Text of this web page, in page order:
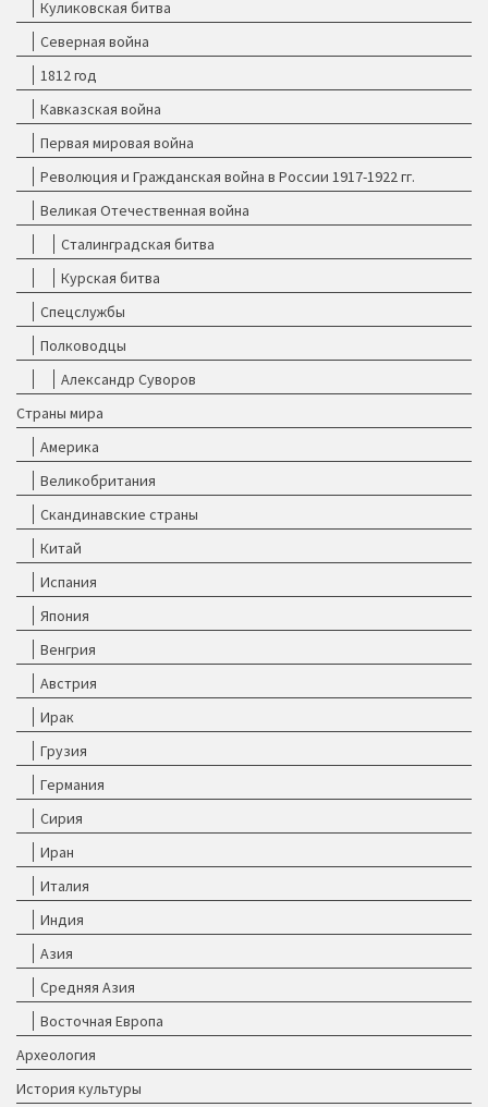
Куликовская битва
Северная война
1812 год
Кавказская война
Первая мировая война
Революция и Гражданская война в России 1917-1922 гг.
Великая Отечественная война
Сталинградская битва
Курская битва
Спецслужбы
Полководцы
Александр Суворов
Страны мира
Америка
Великобритания
Скандинавские страны
Китай
Испания
Япония
Венгрия
Австрия
Ирак
Грузия
Германия
Сирия
Иран
Италия
Индия
Азия
Средняя Азия
Восточная Европа
Археология
История культуры